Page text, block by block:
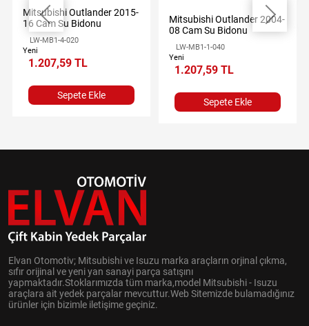
Mitsubishi Outlander 2015-
16 Cam Su Bidonu
LW-MB1-4-020
Yeni
1.207,59 TL
Sepete Ekle
Mitsubishi Outlander 2004-
08 Cam Su Bidonu
LW-MB1-1-040
Yeni
1.207,59 TL
Sepete Ekle
Elvan Otomotiv; Mitsubishi ve Isuzu marka araçların orjinal çıkma,
sıfır orijinal ve yeni yan sanayi parça satışını
yapmaktadır.Stoklarımızda tüm marka,model Mitsubishi - Isuzu
araçlara ait yedek parçalar mevcuttur.Web Sitemizde bulamadığınız
ürünler için bizimle iletişime geçiniz.